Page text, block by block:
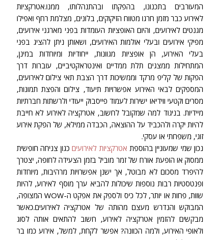
המעורבים בתכנונו, בהפקתו ובהתנהלותו, ממנו.אטרקציות
לאירוע כבר מזמן חרגו מטווח הזיקוקים, בלונים, מצלמת רחף ואפילו
מגנטים לאירועים, והיום האופציות העומדות בפני מארגני אירועים,
מפיקי אירועים ובעלי אולמות האירועים, ושאותן ניתן להציג בפני
בעלי האירוע, הן אופציות מגוונות, ייחודיות ומיוחדות במינן,
המתחילות ממצגים תלת ממדיים ואינטראקטיביים, עוברות דרך
הפקות של קליפ מרקד וממשיכות דרך הצבת תאי צילום לאירועים,
המספקים לבאי האירוע אפשרויות תיעוד, צילום והפצת תמונות,
מסרים וקטעי ווידיאו ישירות לעמוד פייסבוק ייעודי ולרשתות חברתיות
מיידיות. בניגוד למה שמקובל לחשוב, אטרקציה לאירוע לא חייבת
להיות יקרה ולהכביד על ההוצאה, הכבדה ממילא, של הפקת אירוע
זוגי, משפחתי או עסקי.
נכון שמי שמעוניין בהוספת אטרקציות לאירועיםכגון צניחה חופשית
ממסוק או הופעת אורח של זמר מוביל בזמן הצעידה לחופה, יצטרך
להיפרד מסכום לא מבוטל, אך ישנן אפשרויות מרהיבות, מיוחדות
ופנטסטיות רבות נוספות שיכולות להביא ערך מוסף לאירוע, להיות
שוות, פחות או יותר, לכל כיס ולספק את אפקט ה-WOW המצופה,
המבוקש והנדרש מעצם מהותה של אטרקציה לאירועים.כאשר
מבקשים להזמין אטרקציה לאירוע, חשוב להתאים אותה לסוג
ולאופי האירוע, ולמה הכוונה? אפשר לקחת, למשל, אירוע כמו בר